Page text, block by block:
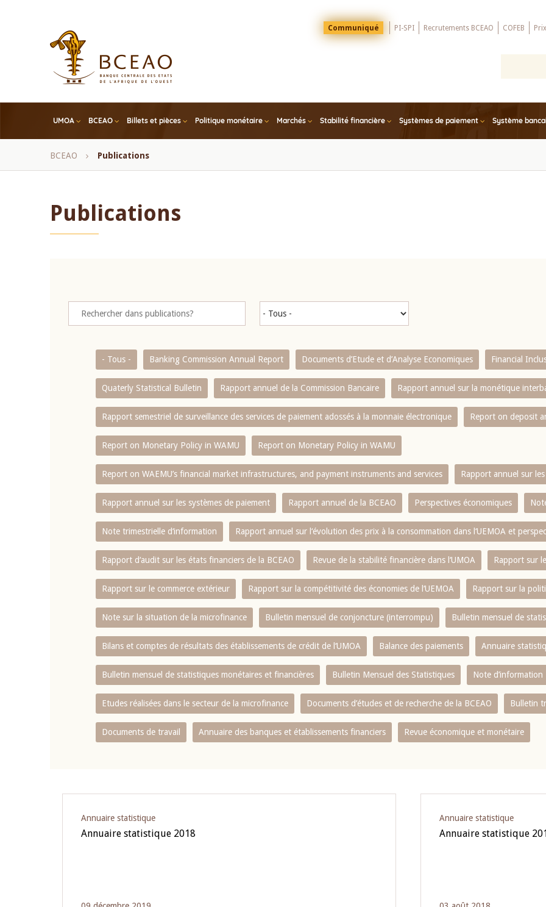
Menu
Top
Communiqué PI-SPI Recrutements BCEAO COFEB
UMOA BCEAO Billets et pièces Politique monétaire Marchés Stabilité financière Systèmes de paiement Système
Fil
BCEAO Publications
Publications
- Tous - Banking Commission Annual Report Documents d’Etude et d’Analyse Economiques Financial
Quaterly Statistical Bulletin Rapport annuel de la Commission Bancaire Rapport annuel sur la monétique
Rapport semestriel de surveillance des services de paiement adossés à la monnaie électronique Report on deposit
Report on Monetary Policy in WAMU Report on Monetary Policy in WAMU
Report on WAEMU’s financial market infrastructures, and payment instruments and services Rapport annuel sur
Rapport annuel sur les systèmes de paiement Rapport annuel de la BCEAO Perspectives économiques
Note trimestrielle d‘information Rapport annuel sur l‘évolution des prix à la consommation dans l‘UEMOA et
Rapport d‘audit sur les états financiers de la BCEAO Revue de la stabilité financière dans l‘UMOA Rapport sur
Rapport sur le commerce extérieur Rapport sur la compétitivité des économies de l‘UEMOA Rapport sur la
Note sur la situation de la microfinance Bulletin mensuel de conjoncture (interrompu) Bulletin mensuel de
Bilans et comptes de résultats des établissements de crédit de l‘UMOA Balance des paiements Annuaire
Bulletin mensuel de statistiques monétaires et financières Bulletin Mensuel des Statistiques Note d’information
Etudes réalisées dans le secteur de la microfinance Documents d’études et de recherche de la BCEAO Bulletin
Documents de travail Annuaire des banques et établissements financiers Revue économique et monétaire
Annuaire statistique
Annuaire statistique 2018
Annuaire statistique
Annuaire statistique